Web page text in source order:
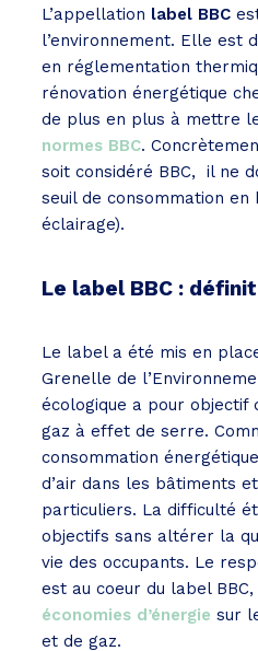
L’appellation label BBC
l’environnement. Elle est
en réglementation
rénovation énergétique
de plus en plus à mettre
normes BBC.
soit considéré BBC, il ne
seuil de consommation en
éclairage).
Le label BBC :
Le label a été mis en
Grenelle de
écologique a pour objectif
gaz à effet de serre.
consommation
d’air dans les bâtiments
particuliers. La difficulté
objectifs sans altérer la
vie des occupants. Le
est au coeur du label
économies d’énergie sur
et de gaz.